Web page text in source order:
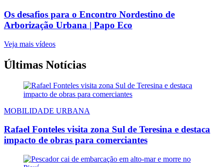
Os desafios para o Encontro Nordestino de
Arborização Urbana | Papo Eco
Veja mais vídeos
Últimas Notícias
MOBILIDADE URBANA
Rafael Fonteles visita zona Sul de Teresina e destaca
impacto de obras para comerciantes